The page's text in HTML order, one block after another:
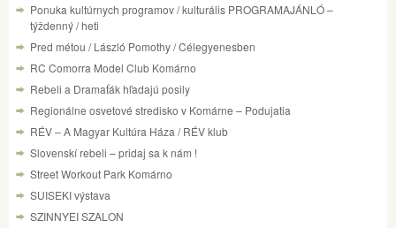
Ponuka kultúrnych programov / kulturális PROGRAMAJÁNLÓ –
týždenný / heti
Pred métou / László Pomothy / Célegyenesben
RC Comorra Model Club Komárno
Rebeli a Dramaťák hľadajú posily
Regionálne osvetové stredisko v Komárne – Podujatia
RÉV – A Magyar Kultúra Háza / RÉV klub
Slovenskí rebeli – pridaj sa k nám !
Street Workout Park Komárno
SUISEKI výstava
SZINNYEI SZALON